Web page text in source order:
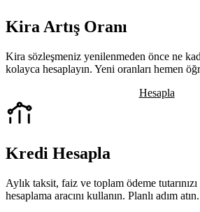
Kira Artış Oranı
Kira sözleşmeniz yenilenmeden önce ne
kolayca hesaplayın. Yeni oranları hemen
Hesapla
Kredi Hesapla
Aylık taksit, faiz ve toplam ödeme
hesaplama aracını kullanın. Planlı adım atın.